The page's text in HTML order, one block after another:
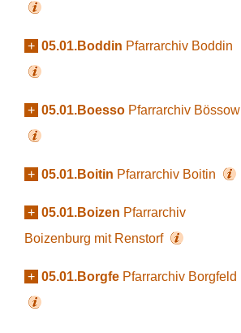
+ 05.01.Boddin Pfarrarchiv Boddin
+ 05.01.Boesso Pfarrarchiv Bössow
+ 05.01.Boitin Pfarrarchiv Boitin
+ 05.01.Boizen Pfarrarchiv
Boizenburg mit Renstorf
+ 05.01.Borgfe Pfarrarchiv Borgfeld